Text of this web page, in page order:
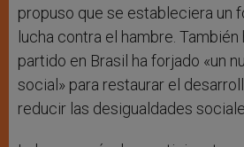
propuso que se estableciera un
lucha contra el hambre.
partido en Brasil ha forjado «un
social» para restaurar el
reducir las desigualdades